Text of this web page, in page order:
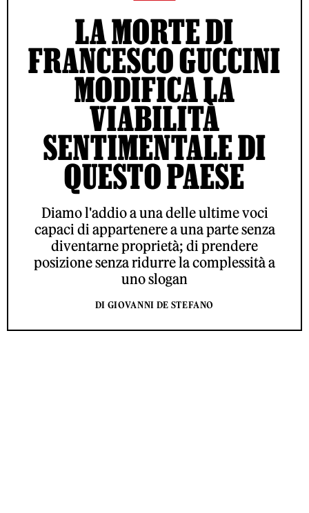
LA MORTE DI
FRANCESCO GUCCINI
MODIFICA LA
VIABILITÀ
SENTIMENTALE DI
QUESTO PAESE
Diamo l'addio a una delle ultime voci
capaci di appartenere a una parte senza
diventarne proprietà; di prendere
posizione senza ridurre la complessità a
uno slogan
DI GIOVANNI DE STEFANO